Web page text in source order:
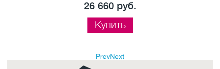
26 660 руб.
Купить
PrevNext